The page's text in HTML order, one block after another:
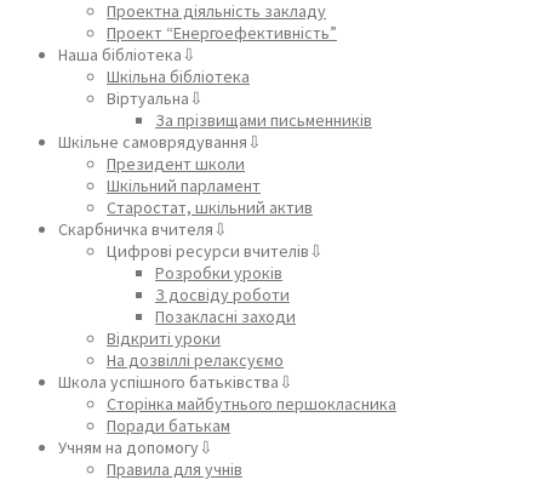
Проектна діяльність закладу
Проект “Енергоефективність”
Наша бібліотека⇩
Шкільна бібліотека
Віртуальна⇩
За прізвищами письменників
Шкільне самоврядування⇩
Президент школи
Шкільний парламент
Старостат, шкільний актив
Скарбничка вчителя⇩
Цифрові ресурси вчителів⇩
Розробки уроків
З досвіду роботи
Позакласні заходи
Відкриті уроки
На дозвіллі релаксуємо
Школа успішного батьківства⇩
Сторінка майбутнього першокласника
Поради батькам
Учням на допомогу⇩
Правила для учнів